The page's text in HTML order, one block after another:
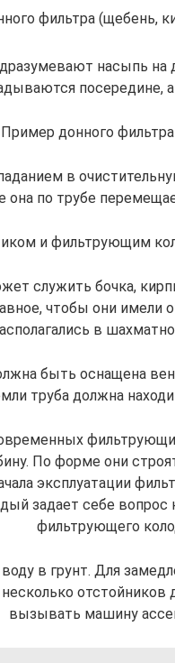
фильтра (щебень,
насыпь на
посередине,
Пример донного
в
она по трубе
и фильтрующим
служить бочка,
чтобы они имели
в
быть оснащена
труба должна
По форме они
эксплуатации
задает себе
фильтрующего
в грунт. Для
отстойников
вызывать машину